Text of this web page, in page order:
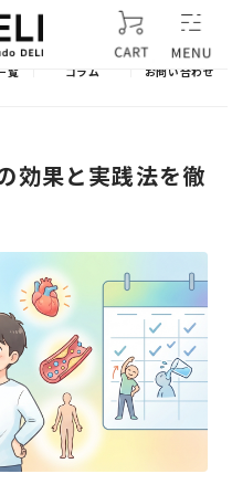
覧 コラム お問い合わせ
効果と実践法を徹